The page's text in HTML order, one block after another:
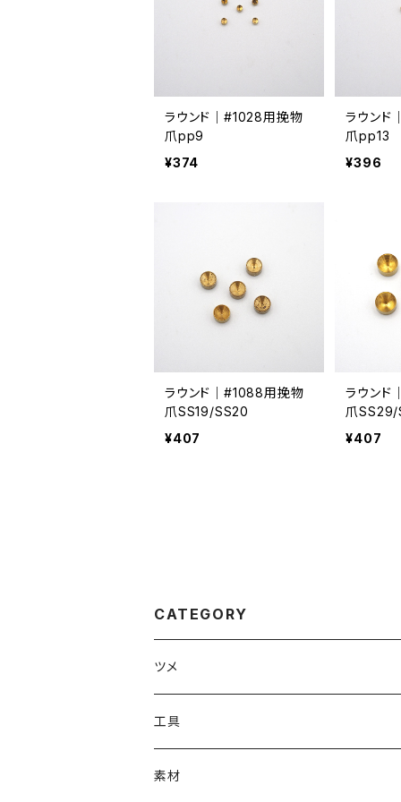
ラウンド｜#1028用挽物
爪pp9
¥374
ラウンド
爪pp13
¥396
ラウンド｜#1088用挽物
爪SS19/SS20
¥407
ラウンド
爪
¥407
CATEGORY
ツメ
#1000番台ツメ
#4100番台ツメ
工具
溶接工具（ろう付け・ハンダ付けなど）
素材